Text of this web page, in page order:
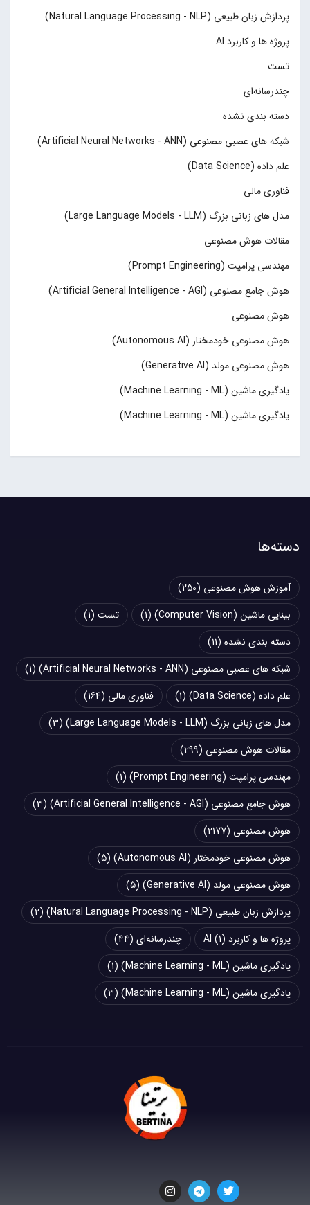
پردازش زبان طبیعی (Natural Language Processing - NLP)
پروژه ها و کاربرد AI
تست
چند‌‌رسانه‌ای
دسته بندی نشده
شبکه های عصبی مصنوعی (Artificial Neural Networks - ANN)
علم داده (Data Science)
فناوری مالی
مدل های زبانی بزرگ (Large Language Models - LLM)
مقالات هوش مصنوعی
مهندسی پرامپت (Prompt Engineering)
هوش جامع مصنوعی (Artificial General Intelligence - AGI)
هوش مصنوعی
هوش مصنوعی خودمختار (Autonomous AI)
هوش مصنوعی مولد (Generative AI)
یادگیری ماشین (Machine Learning - ML)
یادگیری ماشین (Machine Learning - ML)
دسته‌ها
آموزش هوش مصنوعی (250)
بینایی ماشین (Computer Vision)
(1) تست (1)
دسته بندی نشده (11)
شبکه های عصبی مصنوعی (Artificial Neural Networks - ANN)
(1)
علم داده (Data Science)
(1) فناوری مالی (164)
مدل های زبانی بزرگ (Large Language Models - LLM)
(3)
مقالات هوش مصنوعی (299)
مهندسی پرامپت (Prompt Engineering)
(1)
هوش جامع مصنوعی (Artificial General Intelligence - AGI)
(3)
هوش مصنوعی (2177)
هوش مصنوعی خودمختار (Autonomous AI)
(5)
هوش مصنوعی مولد (Generative AI)
(5)
پردازش زبان طبیعی (Natural Language Processing - NLP)
(2)
پروژه ها و کاربرد AI (1) چند‌‌رسانه‌ای (44)
یادگیری ماشین (Machine Learning - ML)
(1)
یادگیری ماشین (Machine Learning - ML)
(3)